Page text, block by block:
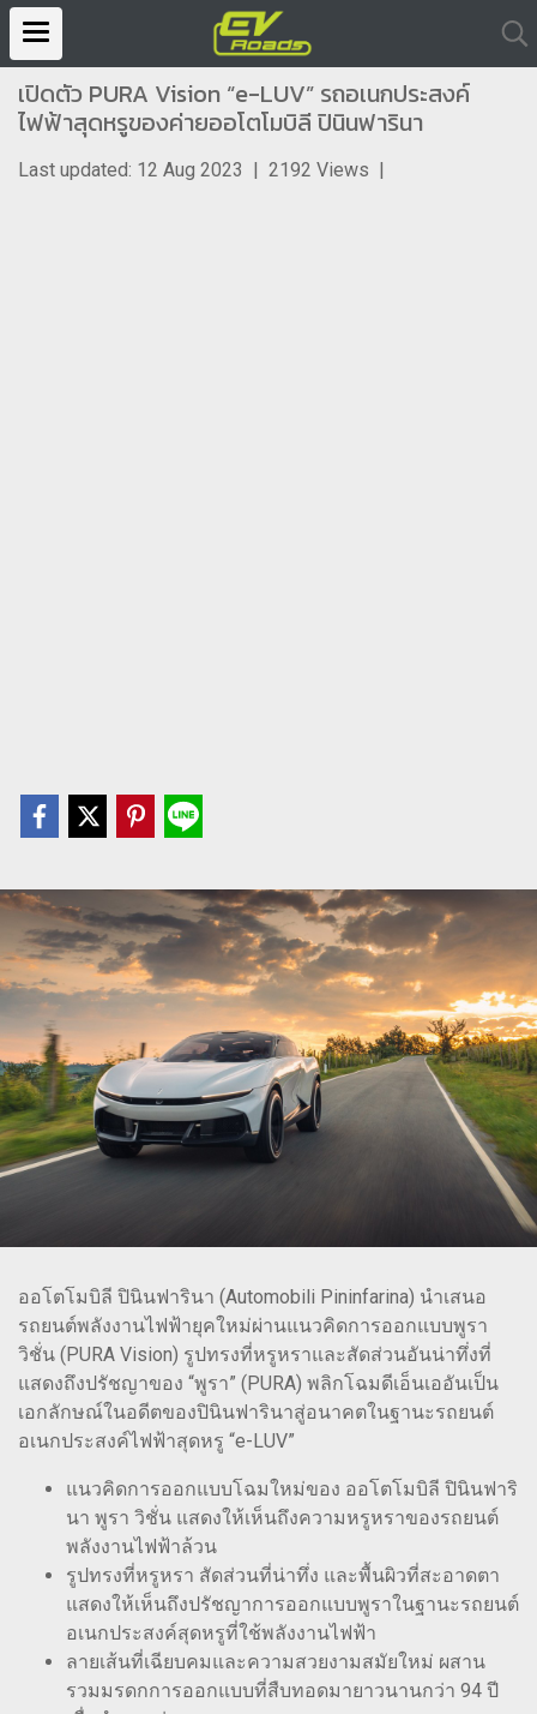
เปิดตัว PURA Vision “e-LUV” รถอเนกประสงค์
ไฟฟ้าสุดหรูของค่ายออโตโมบิลี ปินินฟารินา
Last updated: 12 Aug 2023 | 2192 Views |
ออโตโมบิลี ปินินฟารินา (Automobili Pininfarina) นำเสนอ
รถยนต์พลังงานไฟฟ้ายุคใหม่ผ่านแนวคิดการออกแบบพูรา
วิชั่น (PURA Vision) รูปทรงที่หรูหราและสัดส่วนอันน่าทึ่งที่
แสดงถึงปรัชญาของ “พูรา” (PURA) พลิกโฉมดีเอ็นเออันเป็น
เอกลักษณ์ในอดีตของปินินฟารินาสู่อนาคตในฐานะรถยนต์
อเนกประสงค์ไฟฟ้าสุดหรู “e-LUV”
แนวคิดการออกแบบโฉมใหม่ของ ออโตโมบิลี ปินินฟาริ
นา พูรา วิชั่น แสดงให้เห็นถึงความหรูหราของรถยนต์
พลังงานไฟฟ้าล้วน
รูปทรงที่หรูหรา สัดส่วนที่น่าทึ่ง และพื้นผิวที่สะอาดตา
แสดงให้เห็นถึงปรัชญาการออกแบบพูราในฐานะรถยนต์
อเนกประสงค์สุดหรูที่ใช้พลังงานไฟฟ้า
ลายเส้นที่เฉียบคมและความสวยงามสมัยใหม่ ผสาน
รวมมรดกการออกแบบที่สืบทอดมายาวนานกว่า 94 ปี